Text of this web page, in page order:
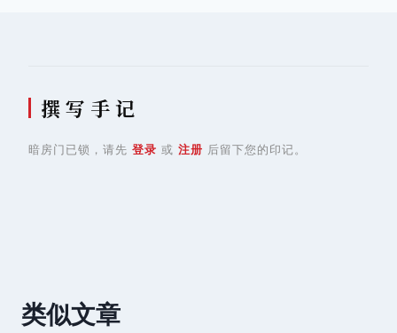
撰 写 手 记
暗房门已锁，请先 登录 或 注册 后留下您的印记。
类似文章